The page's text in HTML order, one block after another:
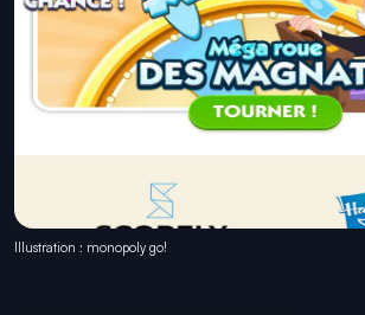
Illustration : monopoly go!